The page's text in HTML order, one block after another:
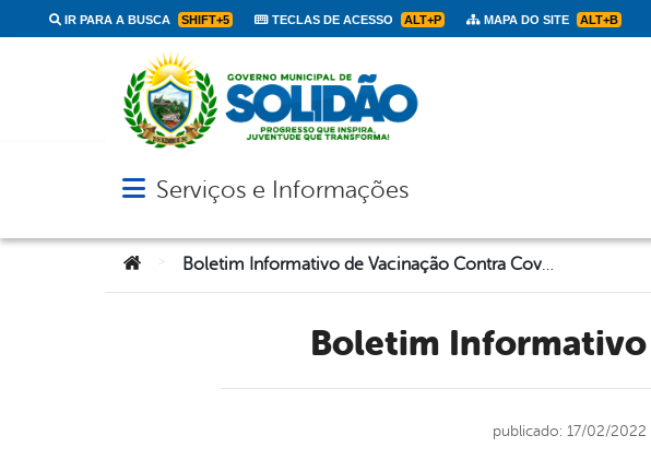
IR PARA A BUSCA SHIFT+5 TECLAS DE ACESSO ALT+P MAPA DO SITE ALT+B
Abrir menu principal de navegação
Serviços e Informações
Você está aqui: Boletim Informativo de Vacinação Contra Covid-19
Boletim
publicado: 17/02/